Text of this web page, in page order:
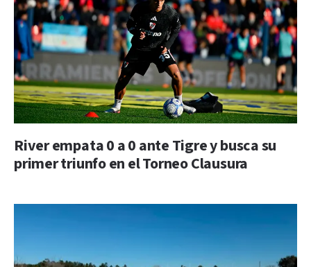
River empata 0 a 0 ante Tigre y busca su
primer triunfo en el Torneo Clausura